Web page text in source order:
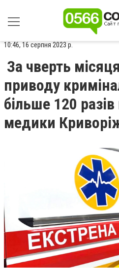
10:46, 16 серпня 2023 р.
За чверть
приводу
більше 120
медики